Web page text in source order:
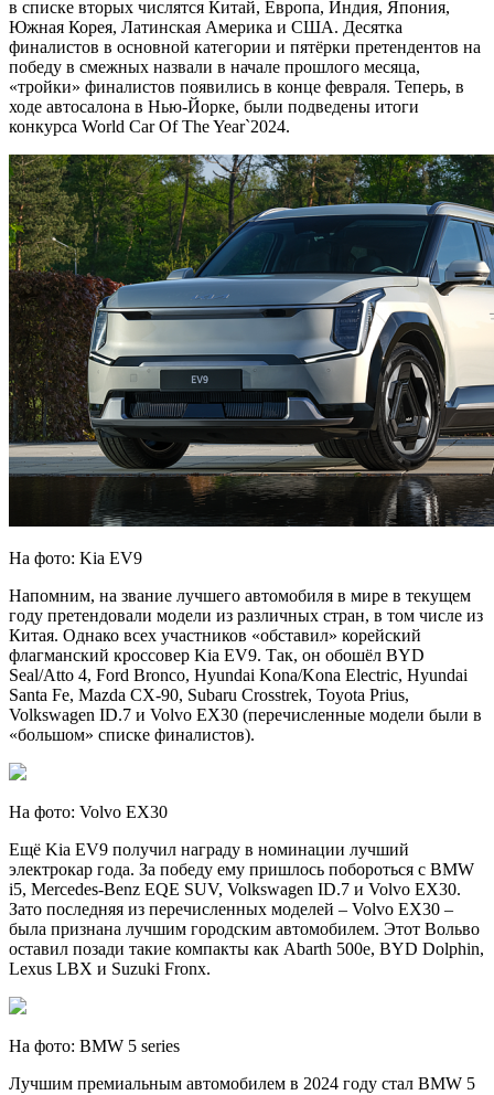
в списке вторых числятся Китай, Европа, Индия, Япония,
Южная Корея, Латинская Америка и США. Десятка
финалистов в основной категории и пятёрки претендентов на
победу в смежных назвали в начале прошлого месяца,
«тройки» финалистов появились в конце февраля. Теперь, в
ходе автосалона в Нью-Йорке, были подведены итоги
конкурса World Car Of The Year`2024.
На фото: Kia EV9
Напомним, на звание лучшего автомобиля в мире в текущем
году претендовали модели из различных стран, в том числе из
Китая. Однако всех участников «обставил» корейский
флагманский кроссовер Kia EV9. Так, он обошёл BYD
Seal/Atto 4, Ford Bronco, Hyundai Kona/Kona Electric, Hyundai
Santa Fe, Mazda CX-90, Subaru Crosstrek, Toyota Prius,
Volkswagen ID.7 и Volvo EX30 (перечисленные модели были в
«большом» списке финалистов).
На фото: Volvo EX30
Ещё Kia EV9 получил награду в номинации лучший
электрокар года. За победу ему пришлось побороться с BMW
i5, Mercedes-Benz EQE SUV, Volkswagen ID.7 и Volvo EX30.
Зато последняя из перечисленных моделей – Volvo EX30 –
была признана лучшим городским автомобилем. Этот Вольво
оставил позади такие компакты как Abarth 500e, BYD Dolphin,
Lexus LBX и Suzuki Fronx.
На фото: BMW 5 series
Лучшим премиальным автомобилем в 2024 году стал BMW 5